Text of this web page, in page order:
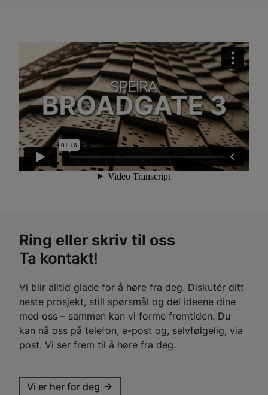
Ring eller skriv til oss
Ta kontakt!
Vi blir alltid glade for å høre fra deg. Diskutér ditt
neste prosjekt, still spørsmål og del ideene dine
med oss – sammen kan vi forme fremtiden. Du
kan nå oss på telefon, e-post og, selvfølgelig, via
post. Vi ser frem til å høre fra deg.
Vi er her for deg